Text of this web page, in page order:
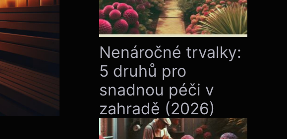
Nenáročné trvalky:
5 druhů pro
snadnou péči v
zahradě (2026)